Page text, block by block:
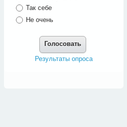
Так себе
Не очень
Голосовать
Результаты опроса